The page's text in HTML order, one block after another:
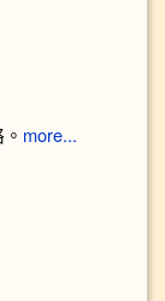
more...